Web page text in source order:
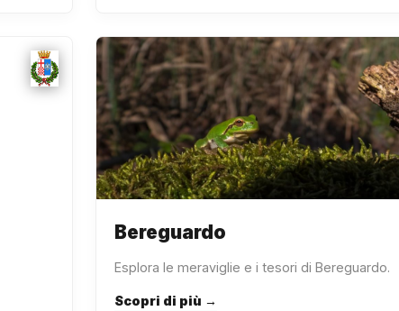
Bereguardo
Esplora le meraviglie e i tesori di Bereguardo.
Scopri di più →